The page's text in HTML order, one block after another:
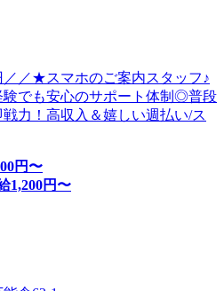
／★スマホのご案内スタッフ♪
でも安心のサポート体制◎普段
力！高収入＆嬉しい週払い/ス
円〜
1,200円〜